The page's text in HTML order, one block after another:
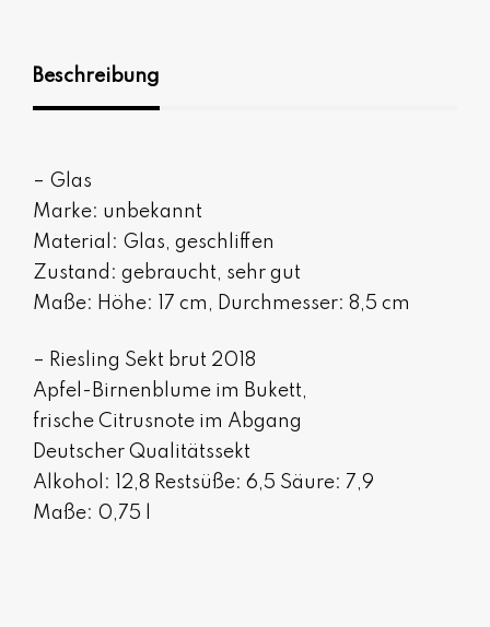
Beschreibung
– Glas
Marke: unbekannt
Material: Glas, geschliffen
Zustand: gebraucht, sehr gut
Maße: Höhe: 17 cm, Durchmesser: 8,5 cm
– Riesling Sekt brut 2018
Apfel-Birnenblume im Bukett,
frische Citrusnote im Abgang
Deutscher Qualitätssekt
Alkohol: 12,8 Restsüße: 6,5 Säure: 7,9
Maße: 0,75 l